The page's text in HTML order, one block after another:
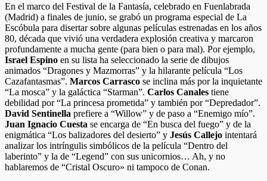
En el marco del Festival de la Fantasía, celebrado en Fuenlabrada
(Madrid) a finales de junio, se grabó un programa especial de La
Escóbula para disertar sobre algunas películas estrenadas en los años
80, década que vivió una verdadera explosión creativa y marcaron
profundamente a mucha gente (para bien o para mal). Por ejemplo,
Israel Espino en su lista ha seleccionado la serie de dibujos
animados “Dragones y Mazmorras” y la hilarante película “Los
Cazafantasmas”. Marcos Carrasco se inclina más por la inquietante
“La mosca” y la galáctica “Starman”. Carlos Canales tiene
debilidad por “La princesa prometida” y también por “Depredador”.
David Sentinella prefiere a “Willow” y de paso a “Enemigo mío”.
Juan Ignacio Cuesta se encarga de “En busca del fuego” y de la
enigmática “Los balizadores del desierto” y Jesús Callejo intentará
analizar los intríngulis simbólicos de la película “Dentro del
laberinto” y la de “Legend” con sus unicornios… Ah, y no
hablaremos de “Cristal Oscuro» ni tampoco de Conan.